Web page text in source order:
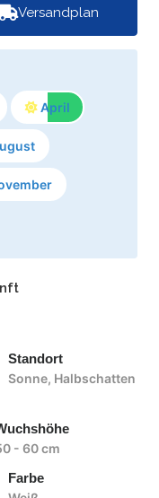
Versandplan
April
Standort
Sonne, Halbschatten
- 60 cm
Farbe